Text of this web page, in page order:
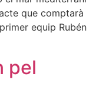
que comptarà
equip Rubén
pel